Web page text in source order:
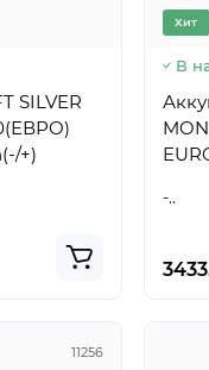
SILVER
+)
Хит
В
-..
11256